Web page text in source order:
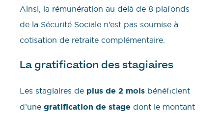
Ainsi, la rémunération au delà de 8 plafonds
de la Sécurité Sociale n’est pas soumise à
cotisation de retraite complémentaire.
La gratification des stagiaires
Les stagiaires de plus de 2 mois bénéficient
d’une gratification de stage dont le montant